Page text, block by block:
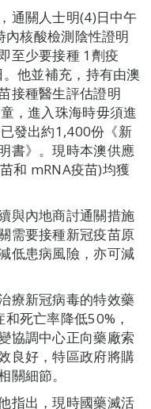
通關人士明(4)日中午
核酸檢測陰性證明
至少要接種 1劑疫
他並補充，持有由澳
接種醫生評估證明
，進入珠海時毋須進
發出約1,400份《新
書》。現時本澳供應
和 mRNA疫苗)均獲
與內地商討通關措施
需要接種新冠疫苗原
低患病風險，亦可減
療新冠病毒的特效藥
死亡率降低50%，
協調中心正向藥廠索
良好，特區政府將購
關細節。
指出，現時國藥滅活